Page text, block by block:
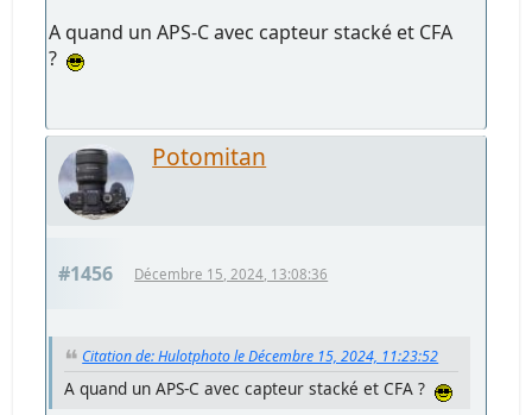
A quand un APS-C avec capteur stacké et CFA
?
Potomitan
#1456 Décembre 15, 2024, 13:08:36
Citation de: Hulotphoto le Décembre 15, 2024, 11:23:52
A quand un APS-C avec capteur stacké et CFA ?